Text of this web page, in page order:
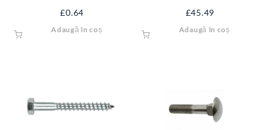
£0.64
Adaugă în coș
£45.49
Adaugă în coș